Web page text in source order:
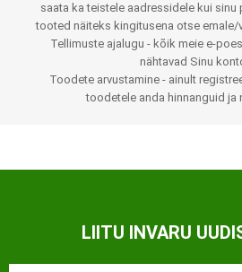
saata ka teistele aadressidele kui sinu
tooted näiteks kingitusena otse
Tellimuste ajalugu - kõik meie e-
nähtavad Sinu
Toodete arvustamine - ainult
toodetele anda hinnanguid ja
LIITU INVARU